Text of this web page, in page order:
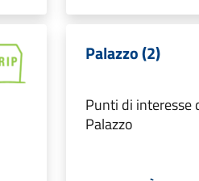
Palazzo (2)
Punti di interesse
Palazzo